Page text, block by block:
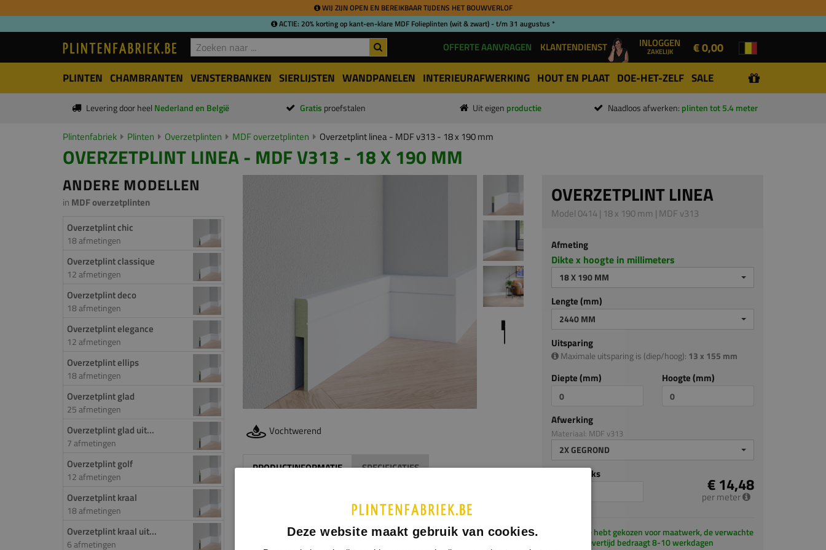
WIJ ZIJN OPEN EN BEREIKBAAR TIJDENS HET BOUWVERLOF
ACTIE: 20% korting op kant-en-klare MDF Folieplinten (wit & zwart) - t/m 31 augustus *
OFFERTE AANVRAGEN KLANTENDIENST INLOGGEN
ZAKELIJK € 0,00
PLINTEN CHAMBRANTEN VENSTERBANKEN SIERLIJSTEN WANDPANELEN INTERIEURAFWERKING HOUT EN PLAAT DOE-HET-ZELF SALE
Levering door heel Nederland en België Gratis proefstalen Uit eigen productie Naadloos afwerken: plinten tot 5.4 meter
Plintenfabriek Plinten Overzetplinten MDF overzetplinten Overzetplint linea - MDF v313 - 18 x 190 mm
OVERZETPLINT LINEA - MDF V313 - 18 X 190 MM
ANDERE MODELLEN
in MDF overzetplinten
Overzetplint chic
18 afmetingen
Overzetplint classique
12 afmetingen
Overzetplint deco
18 afmetingen
Overzetplint elegance
12 afmetingen
Overzetplint ellips
18 afmetingen
Overzetplint glad
25 afmetingen
Overzetplint glad uit...
7 afmetingen
Overzetplint golf
12 afmetingen
Overzetplint kraal
18 afmetingen
Overzetplint kraal uit...
6 afmetingen
Vochtwerend
PRODUCTINFORMATIE SPECIFICATIES
de overzetplint gemakkelijk over de oude plint heen geplaatst
worden. De afmetingen van de gewenste uitsparing geeft u aan in
het formulier hiernaast. Houd hierbij rekening met de maximale
OVERZETPLINT LINEA
Model 0414 | 18 x 190 mm | MDF v313
Afmeting
Dikte x hoogte in millimeters
18 X 190 MM
Lengte (mm)
2440 MM
Uitsparing
Maximale uitsparing is (diep/hoog): 13 x 155 mm
Diepte (mm) Hoogte (mm)
Afwerking
Materiaal: MDF v313
2X GEGROND
Aantal stuks € 14,48
per meter
Je hebt gekozen voor maatwerk, de verwachte
levertijd bedraagt 8-10 werkdagen
Deze website maakt gebruik van cookies.